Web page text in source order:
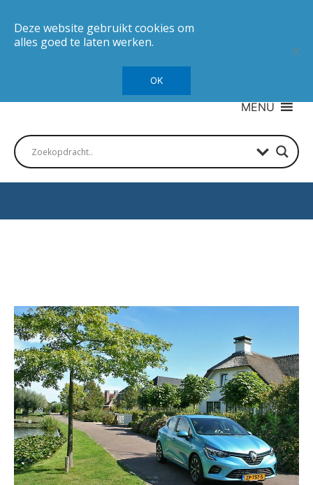
MENU
Deze website gebruikt cookies om
alles goed te laten werken.
OK